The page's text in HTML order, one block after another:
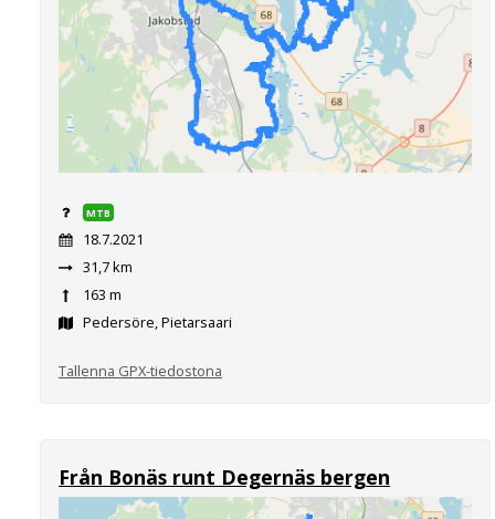
MTB
18.7.2021
31,7 km
163 m
Pedersöre, Pietarsaari
Tallenna GPX-tiedostona
Från Bonäs runt Degernäs bergen